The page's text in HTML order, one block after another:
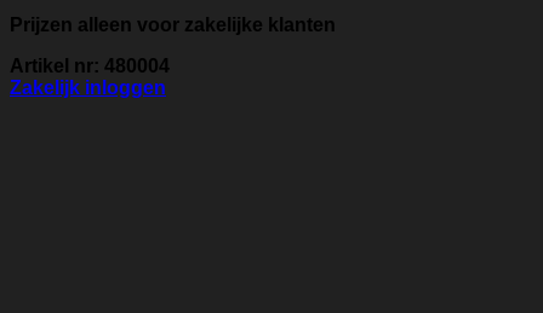
Prijzen alleen voor zakelijke klanten
Artikel nr: 480004
Zakelijk inloggen